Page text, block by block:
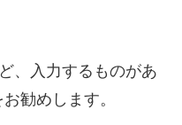
、入力するものがあ
勧めします。